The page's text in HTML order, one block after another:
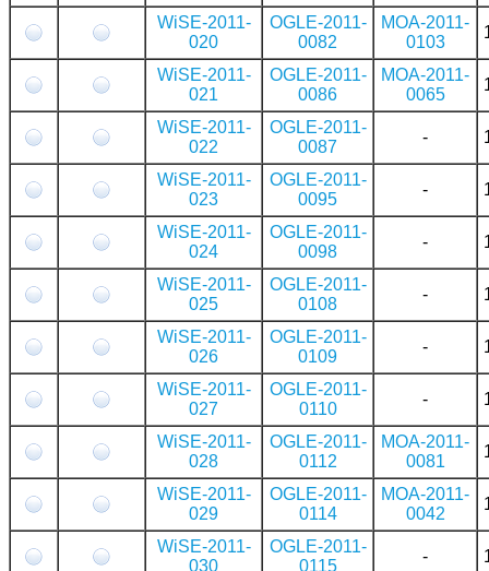
WiSE-2011-
020
OGLE-2011-
0082
MOA-2011-
0103
WiSE-2011-
021
OGLE-2011-
0086
MOA-2011-
0065
WiSE-2011-
022
OGLE-2011-
0087
-
WiSE-2011-
023
OGLE-2011-
0095
-
WiSE-2011-
024
OGLE-2011-
0098
-
WiSE-2011-
025
OGLE-2011-
0108
-
WiSE-2011-
026
OGLE-2011-
0109
-
WiSE-2011-
027
OGLE-2011-
0110
-
WiSE-2011-
028
OGLE-2011-
0112
MOA-2011-
0081
WiSE-2011-
029
OGLE-2011-
0114
MOA-2011-
0042
WiSE-2011-
030
OGLE-2011-
0115
-